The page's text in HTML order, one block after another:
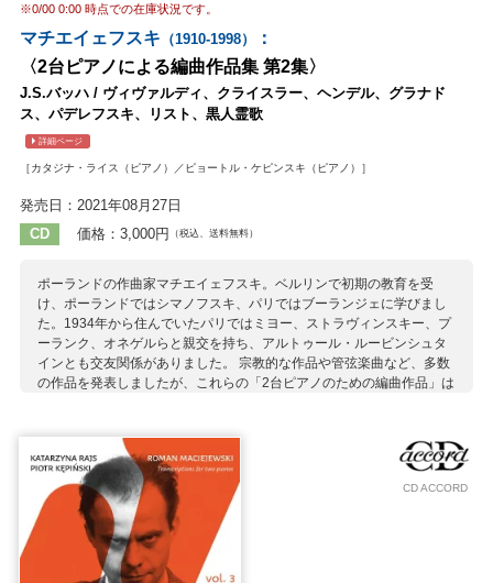
※0/00 0:00時点での在庫状況です。
マチエイェフスキ （1910-1998）
：
〈2台ピアノによる編曲作品集 第2集〉
J.S.バッハ / ヴィヴァルディ、クライスラー、ヘンデル、グラナド
ス、パデレフスキ、リスト、黒人霊歌
詳細ページ
［カタジナ・ライス（ピアノ）／ピョートル・ケピンスキ（ピアノ）］
発売日：2021年08月27日
CD
価格：3,000円 （税込、送料無料）
ポーランドの作曲家マチエイェフスキ。ベルリンで初期の教育を受
け、ポーランドではシマノフスキ、パリではブーランジェに学びまし
た。1934年から住んでいたパリではミヨー、ストラヴィンスキー、プ
ーランク、オネゲルらと親交を持ち、アルトゥール・ルービンシュタ
インとも交友関係がありました。 宗教的な作品や管弦楽曲など、多数
の作品を発表しましたが、これらの「2台ピアノのための編曲作品」は
した黒人霊歌の数々が、マチエイェフスキの感性のフィルターを通し
て再構築されています。 第1集と同じく、カタジナ・ライスとピョー
トル・ケピンスキのピアノ・デュオが忘れられた響きを現代に蘇らせ
ています。
収録作曲家：
マチエイェフスキ
J.S.バッハ
CD ACCORD